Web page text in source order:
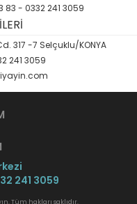
83 - 0332 241 3059
317 -7 Selçuklu/KONYA
241 3059
241 3059
Tüm hakları saklıdır.